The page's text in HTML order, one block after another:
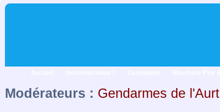
Modérateurs : Gendarmes de